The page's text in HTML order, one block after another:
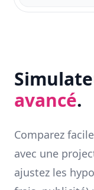
avancé.
Comparez
avec une
ajustez les